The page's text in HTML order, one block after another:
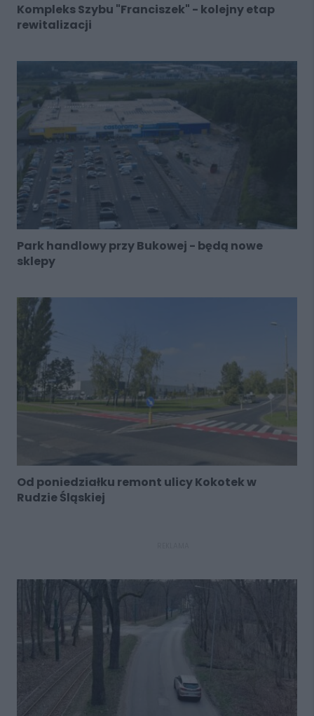
Kompleks Szybu "Franciszek" - kolejny etap
rewitalizacji
Park handlowy przy Bukowej - będą nowe
sklepy
Od poniedziałku remont ulicy Kokotek w
Rudzie Śląskiej